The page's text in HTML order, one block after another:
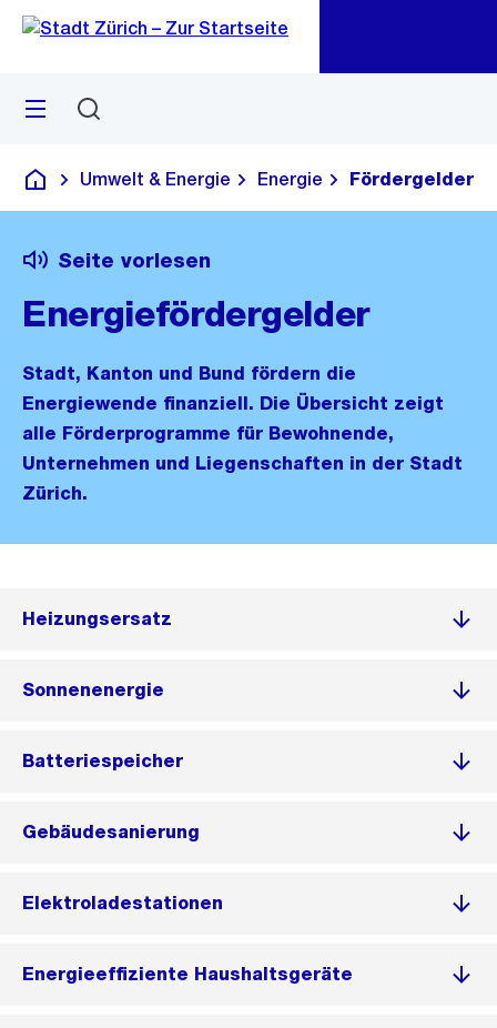
Navigation
Sprunglink
Menü
Deutsch
Umwelt & Energie Energie Fördergelder
Seite vorlesen
Energiefördergelder
Stadt, Kanton und Bund fördern die
Energiewende finanziell. Die Übersicht zeigt
alle Förderprogramme für Bewohnende,
Unternehmen und Liegenschaften in der Stadt
Zürich.
Heizungsersatz
Sonnenenergie
Batteriespeicher
Gebäudesanierung
Elektroladestationen
Energieeffiziente Haushaltsgeräte